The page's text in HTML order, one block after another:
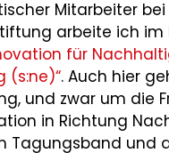
Mitarbeiter
arbeite ich im
für
(s:ne)“. Auch hier
und zwar um die
in Richtung
Tagungsband und